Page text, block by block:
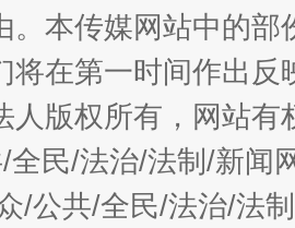
"原罪" "炒
。本传媒网站中的
将在第一时间作出
人版权所有，网站
全民/法治/法制/新闻
/公共/全民/法治/法